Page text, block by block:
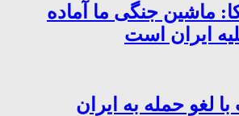
ماشین جنگی ما آماده
ایران است
لغو حمله به ایران